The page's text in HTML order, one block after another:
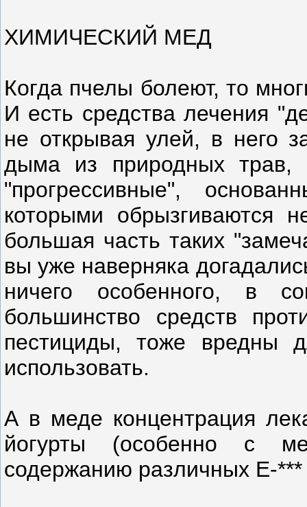
ХИМИЧЕСКИЙ МЕД
Когда пчелы болеют, то
И есть средства лечения
не открывая улей, в него
дыма из природных
"прогрессивные",
которыми обрызгиваются
большая часть таких
вы уже наверняка
ничего особенного, в
большинство средств
пестициды, тоже вредны
использовать.
А в меде концентрация
йогурты (особенно с
содержанию различных E-***